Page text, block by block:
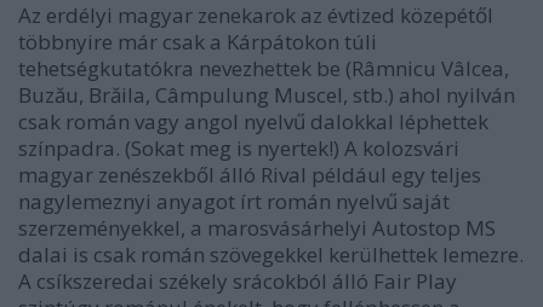
Az erdélyi magyar zenekarok az évtized közepétől
többnyire már csak a Kárpátokon túli
tehetségkutatókra nevezhettek be (Râmnicu Vâlcea,
Buzău, Brăila, Câmpulung Muscel, stb.) ahol nyilván
csak román vagy angol nyelvű dalokkal léphettek
színpadra. (Sokat meg is nyertek!) A kolozsvári
magyar zenészekből álló Rival például egy teljes
nagylemeznyi anyagot írt román nyelvű saját
szerzeményekkel, a marosvásárhelyi Autostop MS
dalai is csak román szövegekkel kerülhettek lemezre.
A csíkszeredai székely srácokból álló Fair Play